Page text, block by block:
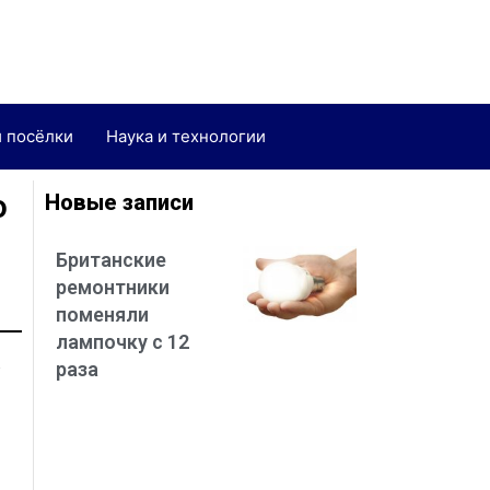
посёлки Наука и технологии
Новые записи
Британские
ремонтники
поменяли
лампочку с 12
раза